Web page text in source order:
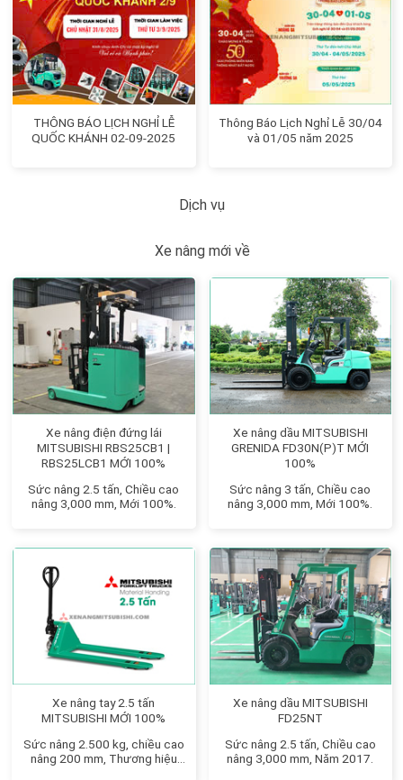
THÔNG BÁO LỊCH NGHỈ LỄ
QUỐC KHÁNH 02-09-2025
Thông Báo Lịch Nghỉ Lễ 30/04
và 01/05 năm 2025
Dịch vụ
Xe nâng mới về
Xe nâng điện đứng lái
MITSUBISHI RBS25CB1 |
RBS25LCB1 MỚI 100%
Sức nâng 2.5 tấn, Chiều cao
nâng 3,000 mm, Mới 100%.
Xe nâng dầu MITSUBISHI
GRENIDA FD30N(P)T MỚI
100%
Sức nâng 3 tấn, Chiều cao
nâng 3,000 mm, Mới 100%.
Xe nâng tay 2.5 tấn
MITSUBISHI MỚI 100%
Sức nâng 2.500 kg, chiều cao
nâng 200 mm, Thương hiệu
Xe nâng dầu MITSUBISHI
FD25NT
Sức nâng 2.5 tấn, Chiều cao
nâng 3,000 mm, Năm 2017.